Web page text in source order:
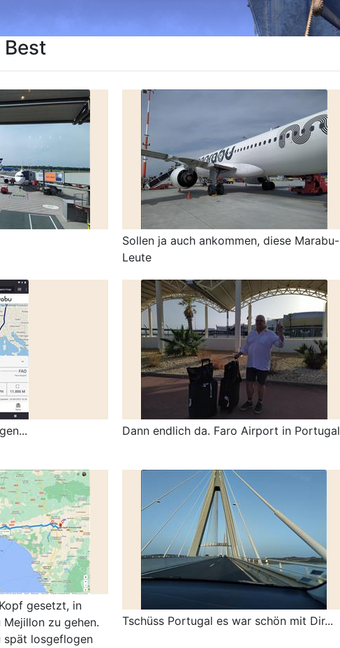
Sollen ja auch ankommen, diese Marabu-
Leute
Dann endlich da. Faro Airport in Portugal
gesetzt, in
zu gehen.
spät losgeflogen
Tschüss Portugal es war schön mit Dir...